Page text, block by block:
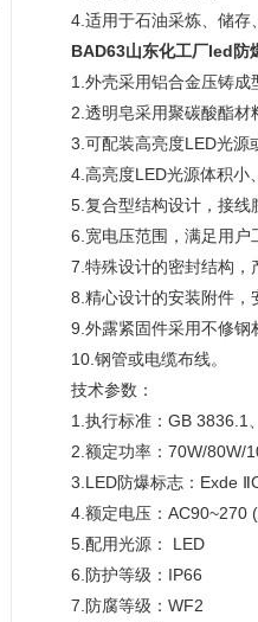
4.适用于石油采炼、储
BAD63山东化工厂led防
1.外壳采用铝合金压铸
2.透明皂采用聚碳酸酯
3.可配装高亮度LED光
4.高亮度LED光源体积
5.复合型结构设计，接
6.宽电压范围，满足用
7.特殊设计的密封结构
8.精心设计的安装附件
9.外露紧固件采用不修
10.钢管或电缆布线。
技术参数：
1.执行标准：GB
2.额定功率：70W/80W/
3.LED防爆标志：Exde
4.额定电压：AC90~270
5.配用光源： LED
6.防护等级：IP66
7.防腐等级：WF2